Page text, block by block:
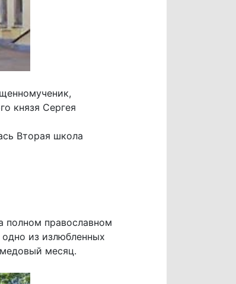
князя Сергея
Вторая школа
полном православном
из излюбленных
месяц.